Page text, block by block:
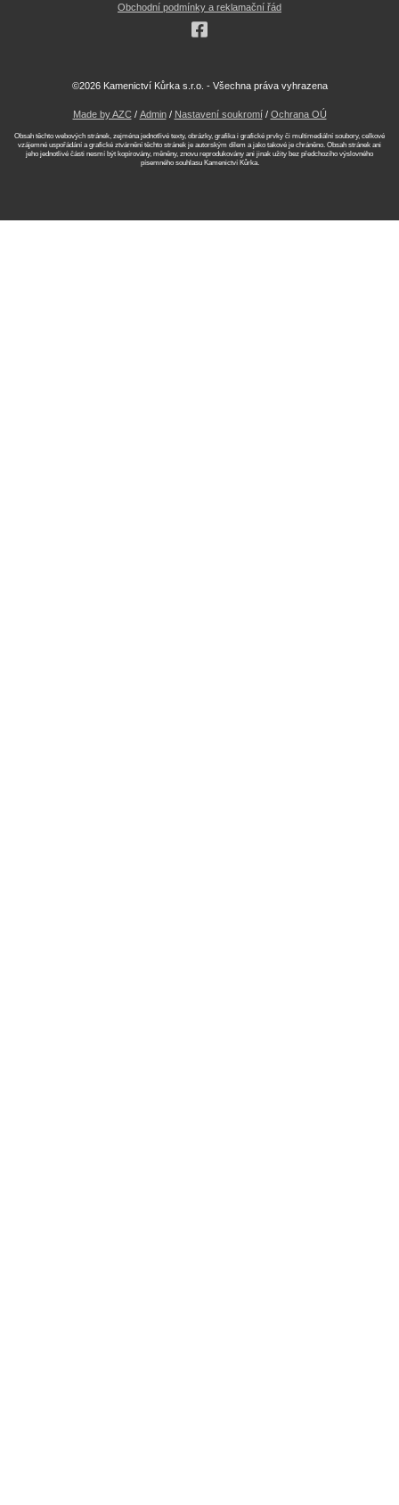
Obchodní podmínky a reklamační řád
©2026 Kamenictví Kůrka s.r.o. - Všechna práva vyhrazena
Made by AZC/ Admin/ Nastavení soukromí/ Ochrana OÚ
Obsah těchto webových stránek, zejména jednotlivé texty, obrázky, grafika i grafické prvky či multimediální soubory, celkové
vzájemné uspořádání a grafické ztvárnění těchto stránek je autorským dílem a jako takové je chráněno. Obsah stránek ani
jeho jednotlivé části nesmí být kopírovány, měněny, znovu reprodukovány ani jinak užity bez předchozího výslovného
písemného souhlasu Kamenictví Kůrka.